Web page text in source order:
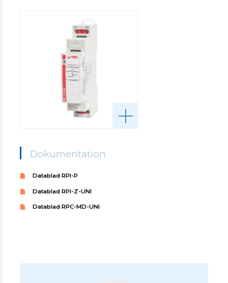
Dokumentation
Datablad RPI-P
Datablad RPI-Z-UNI
Datablad RPC-MD-UNI